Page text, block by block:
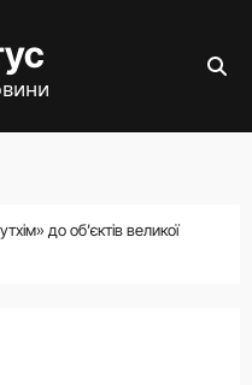
до об’єктів великої